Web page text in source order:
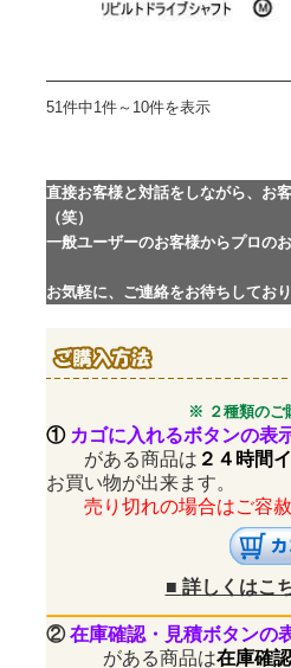
51件中1件～10件を表示
直接お客様と対話をしながら、お
（笑）
一般ユーザーのお客様からプロの
お気軽に、ご連絡をお待ちしてお
※ ２種類のご
① カゴに入れるボタンの表
がある商品は ２４時間
お買い物が出来ます。
売り切れの場合はご容赦
■ 詳しくはこ
②在庫確認・見積ボタンの
がある商品は在庫確